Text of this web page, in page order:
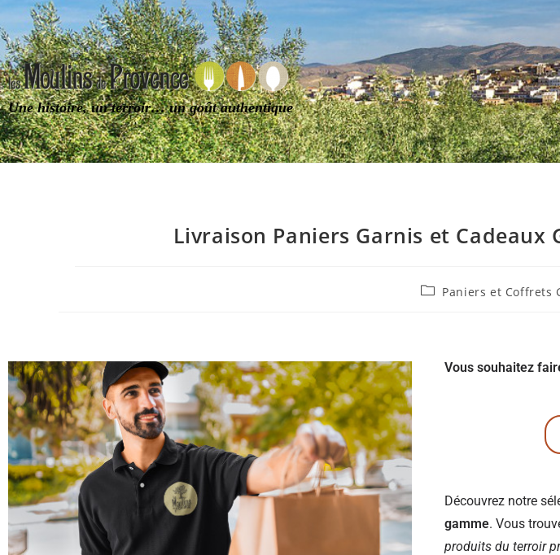
Une histoire, un terroir… un goût authentique
Livraison Paniers Garnis et Cadeaux
Paniers et Coffrets
Vous souhaitez
Découvrez notre
gamme. Vous
produits du terroir